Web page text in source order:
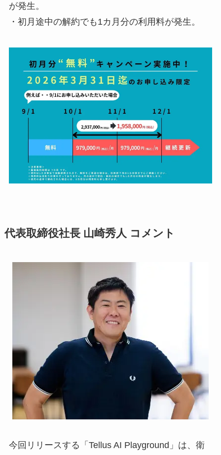
が発生。
・初月途中の解約でも1カ月分の利用料が発生。
代表取締役社長 山崎秀人 コメント
今回リリースする「Tellus AI Playground」は、衛